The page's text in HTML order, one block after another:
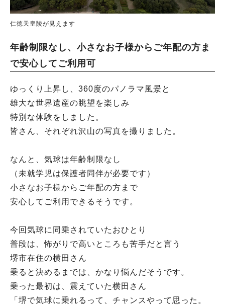
仁徳天皇陵が見えます
年齢制限なし、小さなお子様からご年配の方ま
で安心してご利用可
ゆっくり上昇し、360度のパノラマ風景と
雄大な世界遺産の眺望を楽しみ
特別な体験をしました。
皆さん、それぞれ沢山の写真を撮りました。
なんと、気球は年齢制限なし
（未就学児は保護者同伴が必要です）
小さなお子様からご年配の方まで
安心してご利用できるそうです。
今回気球に同乗されていたおひとり
普段は、怖がりで高いところも苦手だと言う
堺市在住の横田さん
乗ると決めるまでは、かなり悩んだそうです。
乗った最初は、震えていた横田さん
「堺で気球に乗れるって、チャンスやって思った。